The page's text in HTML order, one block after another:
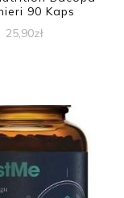
90 Kaps
25,90zł